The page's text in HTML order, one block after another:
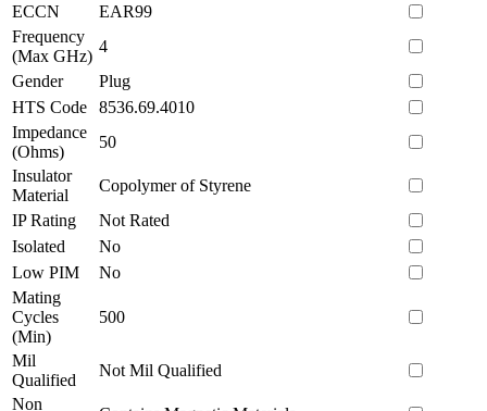
ECCN
EAR99
Frequency
(Max GHz)
4
Gender
Plug
HTS Code
8536.69.4010
Impedance
(Ohms)
50
Insulator
Material
Copolymer of Styrene
IP Rating
Not Rated
Isolated
No
Low PIM
No
Mating
Cycles
(Min)
500
Mil
Qualified
Not Mil Qualified
Non